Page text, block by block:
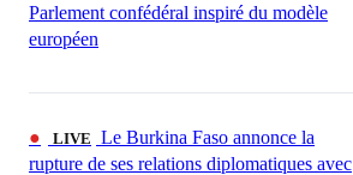
Parlement confédéral inspiré du modèle
européen
● LIVE
Le Burkina Faso annonce la
rupture de ses relations diplomatiques avec